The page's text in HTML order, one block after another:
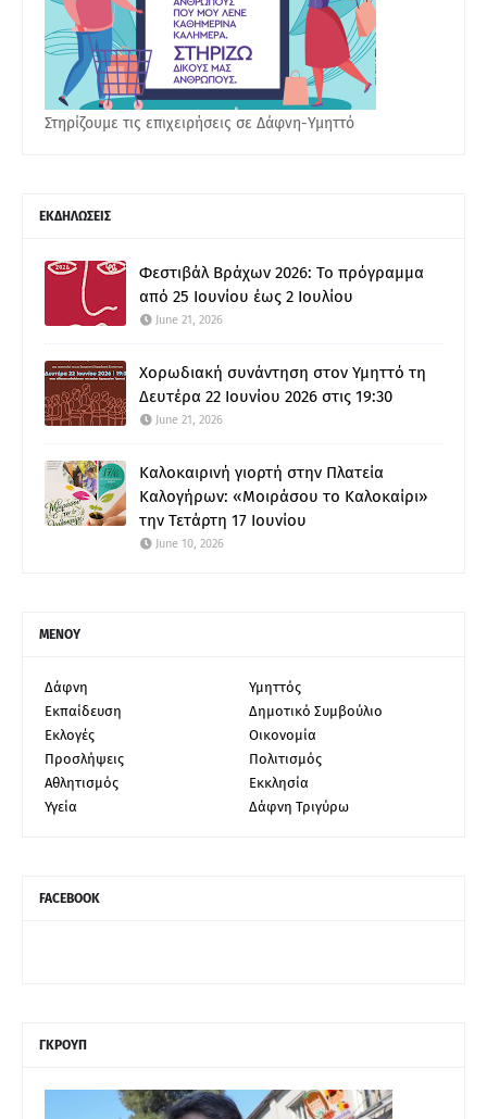
Στηρίζουμε τις επιχειρήσεις σε Δάφνη-Υμηττό
ΕΚΔΗΛΩΣΕΙΣ
Φεστιβάλ Βράχων 2026: Το πρόγραμμα
από 25 Ιουνίου έως 2 Ιουλίου
June 21, 2026
Χορωδιακή συνάντηση στον Υμηττό τη
Δευτέρα 22 Ιουνίου 2026 στις 19:30
June 21, 2026
Καλοκαιρινή γιορτή στην Πλατεία
Καλογήρων: «Μοιράσου το Καλοκαίρι»
την Τετάρτη 17 Ιουνίου
June 10, 2026
ΜΕΝΟΥ
Δάφνη
Υμηττός
Εκπαίδευση
Δημοτικό Συμβούλιο
Εκλογές
Οικονομία
Προσλήψεις
Πολιτισμός
Αθλητισμός
Εκκλησία
Υγεία
Δάφνη Τριγύρω
FACEBOOK
ΓΚΡΟΥΠ